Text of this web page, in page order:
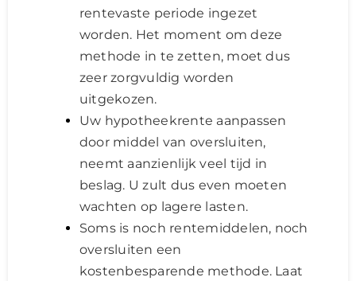
rentevaste periode ingezet
worden. Het moment om deze
methode in te zetten, moet dus
zeer zorgvuldig worden
uitgekozen.
Uw hypotheekrente aanpassen
door middel van oversluiten,
neemt aanzienlijk veel tijd in
beslag. U zult dus even moeten
wachten op lagere lasten.
Soms is noch rentemiddelen, noch
oversluiten een
kostenbesparende methode. Laat